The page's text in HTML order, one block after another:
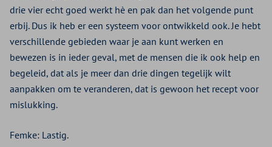
drie vier echt goed werkt hè en pak dan het volgende punt
erbij. Dus ik heb er een systeem voor ontwikkeld ook. Je hebt
verschillende gebieden waar je aan kunt werken en
bewezen is in ieder geval, met de mensen die ik ook help en
begeleid, dat als je meer dan drie dingen tegelijk wilt
aanpakken om te veranderen, dat is gewoon het recept voor
mislukking.
Femke: Lastig.